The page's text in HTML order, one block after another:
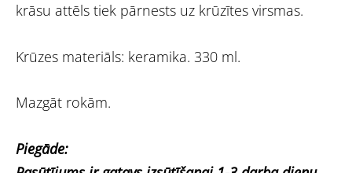
krāsu attēls tiek pārnests uz krūzītes virsmas.
Krūzes materiāls: keramika. 330 ml.
Mazgāt rokām.
Piegāde: